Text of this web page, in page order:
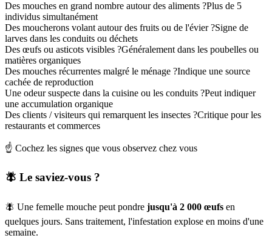
Des mouches en grand nombre autour des aliments ?Plus de 5
individus simultanément
Des moucherons volant autour des fruits ou de l'évier ?Signe de
larves dans les conduits ou déchets
Des œufs ou asticots visibles ?Généralement dans les poubelles ou
matières organiques
Des mouches récurrentes malgré le ménage ?Indique une source
cachée de reproduction
Une odeur suspecte dans la cuisine ou les conduits ?Peut indiquer
une accumulation organique
Des clients / visiteurs qui remarquent les insectes ?Critique pour les
restaurants et commerces
☝️ Cochez les signes que vous observez chez vous
🪰 Le saviez-vous ?
🪰 Une femelle mouche peut pondre jusqu'à 2 000 œufs en
quelques jours. Sans traitement, l'infestation explose en moins d'une
semaine.